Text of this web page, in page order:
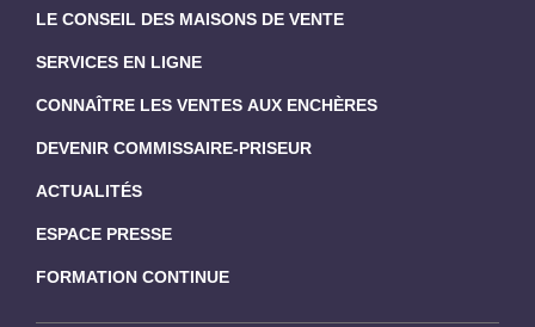
LE CONSEIL DES MAISONS DE VENTE
SERVICES EN LIGNE
CONNAÎTRE LES VENTES AUX ENCHÈRES
DEVENIR COMMISSAIRE-PRISEUR
ACTUALITÉS
ESPACE PRESSE
FORMATION CONTINUE